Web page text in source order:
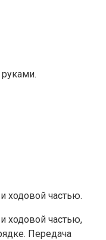
ходовой частью.
ходовой частью,
Передача